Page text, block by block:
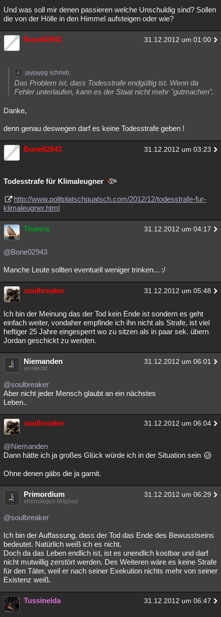
Und was soll mir denen passieren welche Unschuldig sind? Sollen
die von der Hölle in den Himmel aufsteigen oder wie?
Bone02943 31.12.2012 um 01:00
jayjaypg schrieb:
Das Problem ist, dass Todesstrafe endgültig ist. Wenn da
Fehler unterlaufen, kann es der Staat nicht mehr "gutmachen".
Danke,
denn genau deswegen darf es keine Todesstrafe geben !
Bone02943 31.12.2012 um 03:23
Todesstrafe für Klimaleugner
http://www.politplatschquatsch.com/2012/12/todesstrafe-fur-
klimaleugner.html
Thawra 31.12.2012 um 04:17
@Bone02943
Manche Leute sollten eventuell weniger trinken... :/
soulbreaker 31.12.2012 um 05:48
Ich bin der Meinung das der Tod kein Ende ist sondern es geht
einfach weiter, vondaher empfinde ich ihn nicht als Strafe, ist viel
heftiger 25 Jahre eingesperrt wo zu sitzen als in paar sek. übern
Jordan geschickt zu werden.
Niemanden 31.12.2012 um 06:01
versteckt
@soulbreaker
Aber nicht jeder Mensch glaubt an ein nächstes
Leben..
soulbreaker 31.12.2012 um 06:04
@Niemanden
Dann hätte ich ja großes Glück würde ich in der Situation sein
Ohne denen gäbs die ja garnit.
Primordium 31.12.2012 um 06:29
ehemaliges Mitglied
@soulbreaker
Ich bin der Auffassung, dass der Tod das Ende des Bewusstseins
bedeutet. Natürlich weiß ich es nicht.
Doch da das Leben endlich ist, ist es unendlich kostbar und darf
nicht mutwillig zerstört werden. Des Weiteren wäre es keine Strafe
für den Täter, weil er nach seiner Exekution nichts mehr von seiner
Existenz weiß.
Tussinelda 31.12.2012 um 06:47